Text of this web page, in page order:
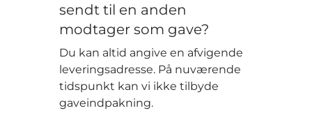
sendt til en anden
modtager som gave?
Du kan altid angive en afvigende
leveringsadresse. På nuværende
tidspunkt kan vi ikke tilbyde
gaveindpakning.